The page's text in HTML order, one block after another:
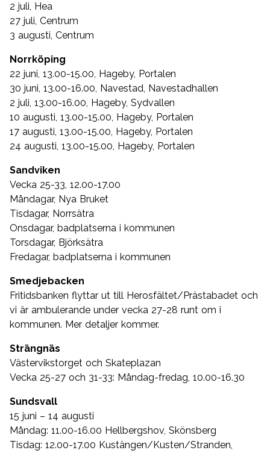
2 juli, Hea
27 juli, Centrum
3 augusti, Centrum
Norrköping
22 juni, 13.00-15.00, Hageby, Portalen
30 juni, 13.00-16.00, Navestad, Navestadhallen
2 juli, 13.00-16.00, Hageby, Sydvallen
10 augusti, 13.00-15.00, Hageby, Portalen
17 augusti, 13.00-15.00, Hageby, Portalen
24 augusti, 13.00-15.00, Hageby, Portalen
Sandviken
Vecka 25-33, 12.00-17.00
Måndagar, Nya Bruket
Tisdagar, Norrsätra
Onsdagar, badplatserna i kommunen
Torsdagar, Björksätra
Fredagar, badplatserna i kommunen
Smedjebacken
Fritidsbanken flyttar ut till Herosfältet/Prästabadet och
vi är ambulerande under vecka 27-28 runt om i
kommunen. Mer detaljer kommer.
Strängnäs
Västervikstorget och Skateplazan
Vecka 25-27 och 31-33: Måndag-fredag, 10.00-16.30
Sundsvall
15 juni – 14 augusti
Måndag: 11.00-16.00 Hellbergshov, Skönsberg
Tisdag: 12.00-17.00 Kustängen/Kusten/Stranden,